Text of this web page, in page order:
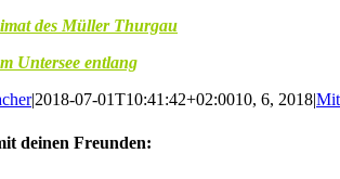
des Müller Thurgau
Untersee entlang
|2018-07-01T10:41:42+02:0010, 6, 2018
deinen Freunden: